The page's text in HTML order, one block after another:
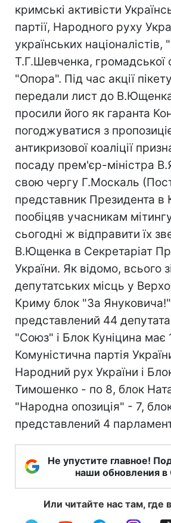
кримські активісти
партії, Народного руху
українських націоналістів,
Т.Г.Шевченка, громадської
"Опора". Під час акції
передали лист до
просили його як гаранта
погоджуватися з
антикризової коаліції
посаду прем'єр-міністра
свою чергу Г.Москаль
представник Президента в
пообіцяв учасникам
сьогодні ж відправити їх
В.Ющенка в Секретаріат
України. Як відомо, всього
депутатських місць у
Криму блок "За Януковича!"
представлений 44
"Союз" і Блок Куніцина має
Комуністична партія
Народний рух України і
Тимошенко - по 8, блок
"Народна опозиція" - 7,
представлений 4
Не упустите главное!
наши обновления в
Или читайте нас там, где